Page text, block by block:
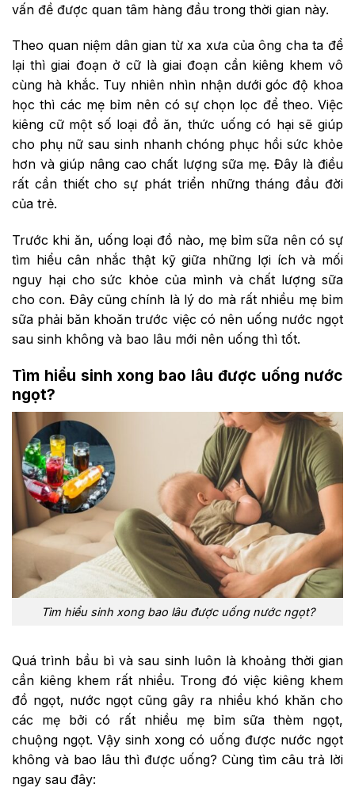
vấn đề được quan tâm hàng đầu trong thời gian này.
Theo quan niệm dân gian từ xa xưa của ông cha ta để
lại thì giai đoạn ở cữ là giai đoạn cần kiêng khem vô
cùng hà khắc. Tuy nhiên nhìn nhận dưới góc độ khoa
học thì các mẹ bỉm nên có sự chọn lọc để theo. Việc
kiêng cữ một số loại đồ ăn, thức uống có hại sẽ giúp
cho phụ nữ sau sinh nhanh chóng phục hồi sức khỏe
hơn và giúp nâng cao chất lượng sữa mẹ. Đây là điều
rất cần thiết cho sự phát triển những tháng đầu đời
của trẻ.
Trước khi ăn, uống loại đồ nào, mẹ bỉm sữa nên có sự
tìm hiểu cân nhắc thật kỹ giữa những lợi ích và mối
nguy hại cho sức khỏe của mình và chất lượng sữa
cho con. Đây cũng chính là lý do mà rất nhiều mẹ bỉm
sữa phải băn khoăn trước việc có nên uống nước ngọt
sau sinh không và bao lâu mới nên uống thì tốt.
Tìm hiểu sinh xong bao lâu được uống nước
ngọt?
Tìm hiểu sinh xong bao lâu được uống nước ngọt?
Quá trình bầu bì và sau sinh luôn là khoảng thời gian
cần kiêng khem rất nhiều. Trong đó việc kiêng khem
đồ ngọt, nước ngọt cũng gây ra nhiều khó khăn cho
các mẹ bởi có rất nhiều mẹ bỉm sữa thèm ngọt,
chuộng ngọt. Vậy sinh xong có uống được nước ngọt
không và bao lâu thì được uống? Cùng tìm câu trả lời
ngay sau đây: